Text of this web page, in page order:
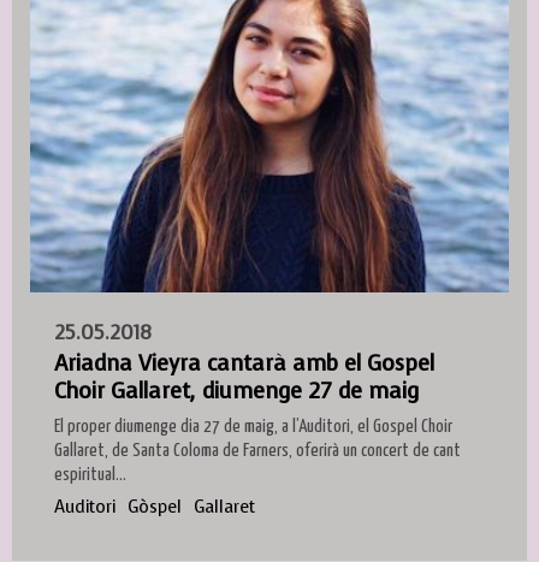
25.05.2018
Ariadna Vieyra cantarà amb el Gospel
Choir Gallaret, diumenge 27 de maig
El proper diumenge dia 27 de maig, a l’Auditori, el Gospel Choir
Gallaret, de Santa Coloma de Farners, oferirà un concert de cant
espiritual...
Auditori Gòspel Gallaret